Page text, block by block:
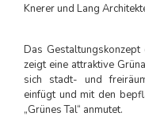
Knerer und Lang
Das
zeigt eine attraktive
sich stadt- und
einfügt und mit den
„Grünes Tal“ anmutet.